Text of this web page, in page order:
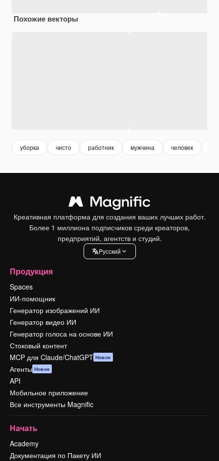
Похожие векторы
уборка чисто работник мужчина человек
Креативная платформа для создания ваших лучших работ.
Более 1 миллиона подписчиков среди креаторов,
предприятий, агентств и студий.
Pусский
Продукция
Spaces
ИИ-помощник
Генератор изображений ИИ
Генератор видео ИИ
Генератор голоса на основе ИИ
Стоковый контент
MCP для Claude/ChatGPT Новое
Агенты Новое
API
Мобильное приложение
Все инструменты Magnific
Начать
Academy
Документация по Пакету ИИ